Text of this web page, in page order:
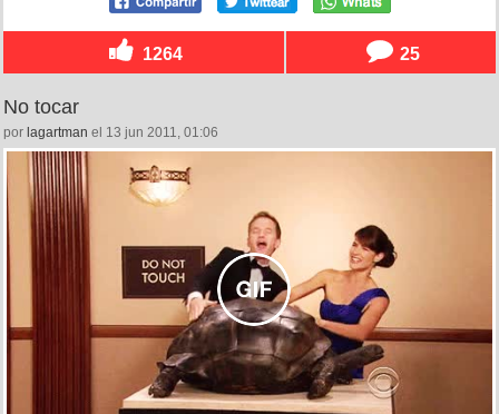
1264 25
No tocar
por lagartman el 13 jun 2011, 01:06